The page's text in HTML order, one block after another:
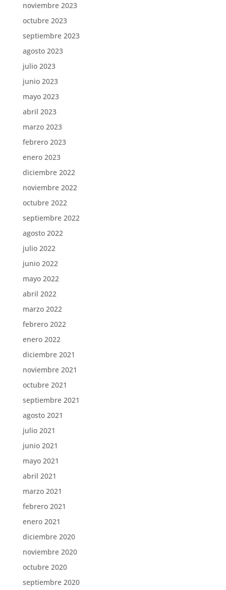
noviembre 2023
octubre 2023
septiembre 2023
agosto 2023
julio 2023
junio 2023
mayo 2023
abril 2023
marzo 2023
febrero 2023
enero 2023
diciembre 2022
noviembre 2022
octubre 2022
septiembre 2022
agosto 2022
julio 2022
junio 2022
mayo 2022
abril 2022
marzo 2022
febrero 2022
enero 2022
diciembre 2021
noviembre 2021
octubre 2021
septiembre 2021
agosto 2021
julio 2021
junio 2021
mayo 2021
abril 2021
marzo 2021
febrero 2021
enero 2021
diciembre 2020
noviembre 2020
octubre 2020
septiembre 2020